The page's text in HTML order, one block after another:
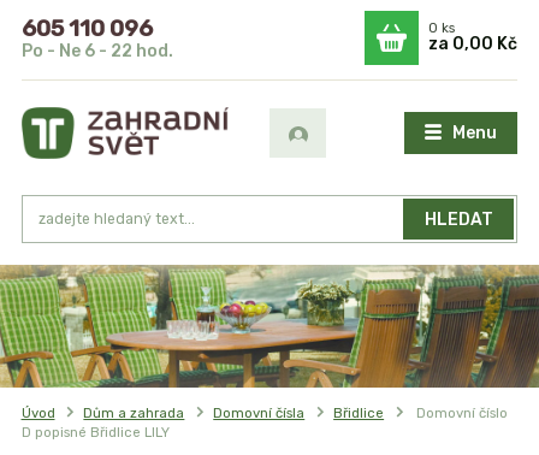
Menu
HLEDAT
605 110 096
Po - Ne 6 - 22 hod.
0ks
za 0,00 Kč
Úvod Dům a zahrada Domovní čísla Břidlice
Domovní číslo
D popisné Břidlice LILY